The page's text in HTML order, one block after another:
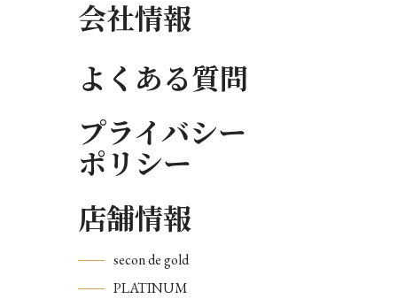
会社情報
よくある質問
プライバシー
ポリシー
店舗情報
secon de gold
PLATINUM